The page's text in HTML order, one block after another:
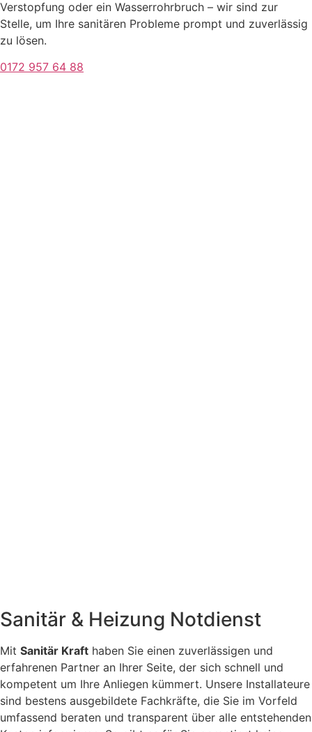
Verstopfung oder ein Wasserrohrbruch – wir sind zur
Stelle, um Ihre sanitären Probleme prompt und zuverlässig
zu lösen.
0172 957 64 88
Sanitär & Heizung Notdienst
Mit Sanitär Kraft haben Sie einen zuverlässigen und
erfahrenen Partner an Ihrer Seite, der sich schnell und
kompetent um Ihre Anliegen kümmert. Unsere Installateure
sind bestens ausgebildete Fachkräfte, die Sie im Vorfeld
umfassend beraten und transparent über alle entstehenden